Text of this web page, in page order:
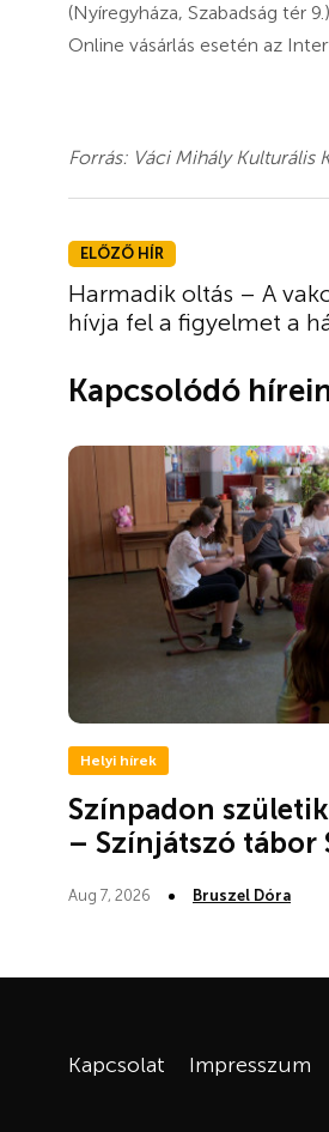
(Nyíregyháza, Szabadság tér 9.)
Online vásárlás esetén az
Forrás: Váci Mihály Kulturális
ELŐZŐ HÍR
Harmadik oltás – A
hívja fel a figyelmet a
Kapcsolódó
Helyi hírek
Színpadon
– Színjátszó tábor
Aug 7, 2026 Bruszel Dóra
Kapcsolat Impresszum